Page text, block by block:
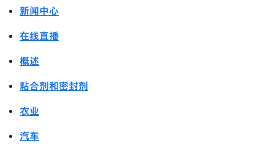
新闻中心
在线直播
概述
粘合剂和密封剂
农业
汽车